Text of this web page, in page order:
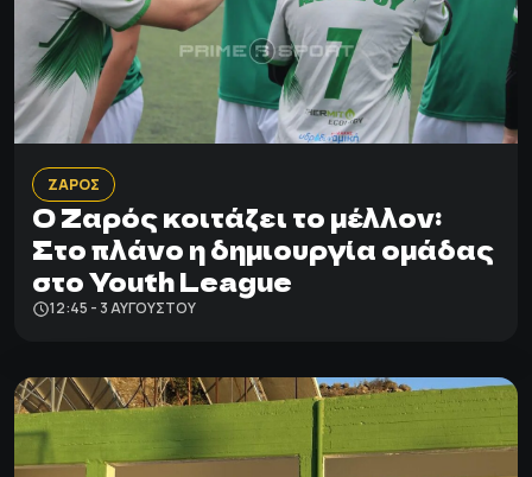
ΖΑΡΟΣ
Ο Ζαρός κοιτάζει το μέλλον:
Στο πλάνο η δημιουργία ομάδας
στο Youth League
12:45 - 3 ΑΥΓΟΎΣΤΟΥ